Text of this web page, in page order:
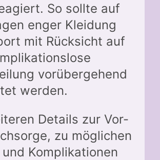
So sollte auf
enger Kleidung
mit Rücksicht auf
vorübergehend
werden.
Details zur Vor-
zu möglichen
und Komplikationen